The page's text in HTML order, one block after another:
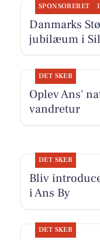
SPONSORERET
Danmarks
jubilæum i
DET SKER
Oplev Ans'
vandretur
DET SKER
Bliv
i Ans By
DET SKER